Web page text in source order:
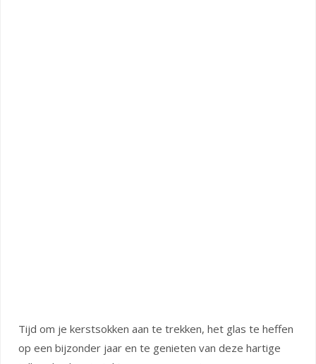
Tijd om je kerstsokken aan te trekken, het glas te heffen
op een bijzonder jaar en te genieten van deze hartige